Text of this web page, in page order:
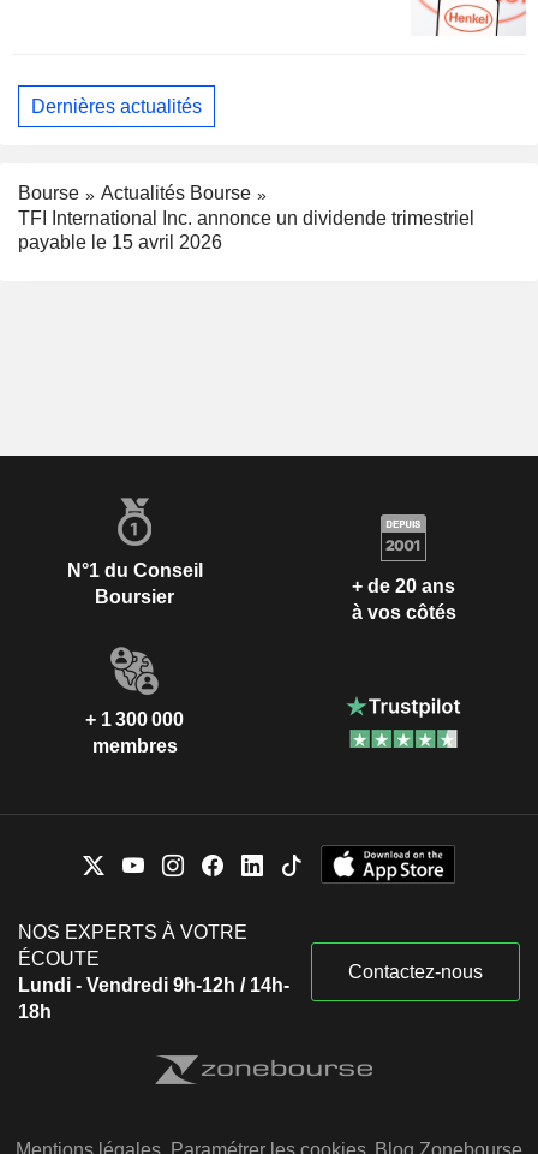
Dernières actualités
Bourse
Actualités Bourse
TFI International Inc. annonce un dividende trimestriel
payable le 15 avril 2026
N°1 du Conseil
Boursier
+ de 20 ans
à vos côtés
+ 1 300 000
membres
NOS EXPERTS À VOTRE
ÉCOUTE
Lundi - Vendredi 9h-12h / 14h-
18h
Contactez-nous